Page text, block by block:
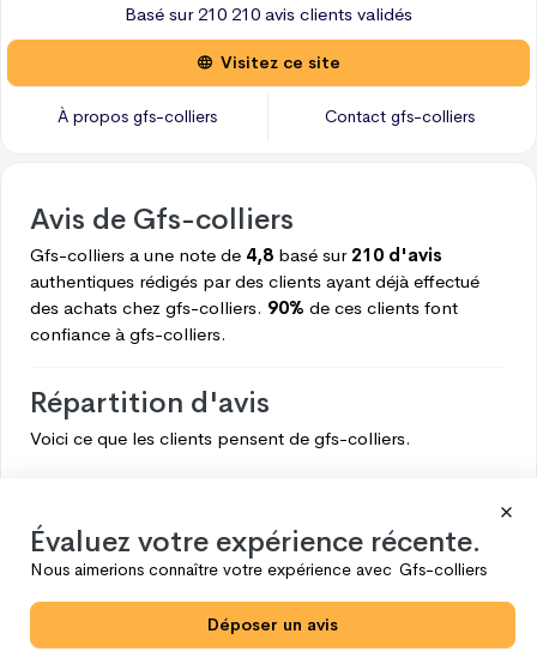
Basé sur 210 210 avis clients validés
Visitez ce site
À propos gfs-colliers Contact gfs-colliers
Avis de Gfs-colliers
Gfs-colliers a une note de 4,8 basé sur 210 d'avis
authentiques rédigés par des clients ayant déjà effectué
des achats chez gfs-colliers. 90% de ces clients font
confiance à gfs-colliers.
Répartition d'avis
Voici ce que les clients pensent de gfs-colliers.
18
Évaluez votre expérience récente.
Nous aimerions connaître votre expérience avec Gfs-colliers
Déposer un avis